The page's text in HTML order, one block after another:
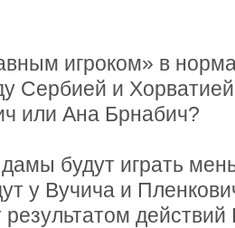
игроком» в
Сербией и
или Ана Брнабич?
будут играть
у Вучича и
действий